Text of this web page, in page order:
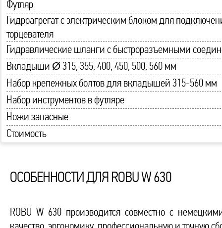
Футляр
Гидроагрегат с электрическим блоком для
торцевателя
Гидравлические шланги с быстроразъемными
Вкладыши Ø 315, 355, 400, 450, 500, 560 мм
Набор крепежных болтов для вкладышей 315-560 мм
Набор инструментов в футляре
Ножи запасные
Стоимость
ОСОБЕННОСТИ ДЛЯ ROBU W 630
ROBU W 630 производится совместно с